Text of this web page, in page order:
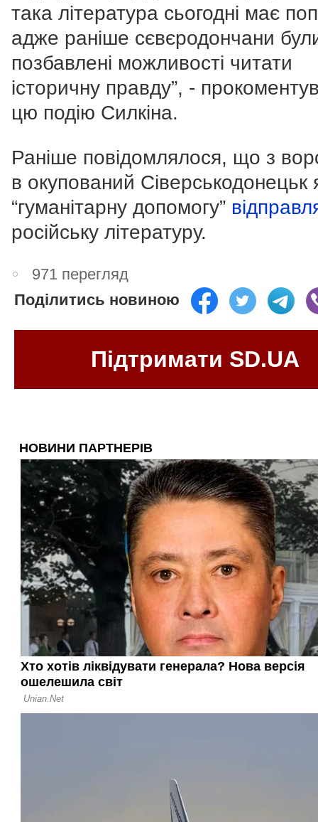
така література сьогодні має
адже раніше сєвєродончани
позбавлені можливості читати
історичну правду”, -
цю подію Силкіна.
Раніше повідомлялося, що з
в окупований Сіверськодонецьк
“гуманітарну допомогу”
російську літературу.
971 перегляд
Поділитись новиною
Підтримати SD.UA